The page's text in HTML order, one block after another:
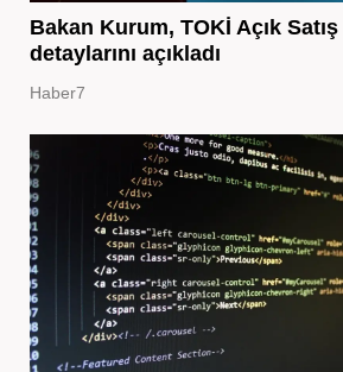
Bakan Kurum, TOKİ Açık Satış
detaylarını açıkladı
Haber7